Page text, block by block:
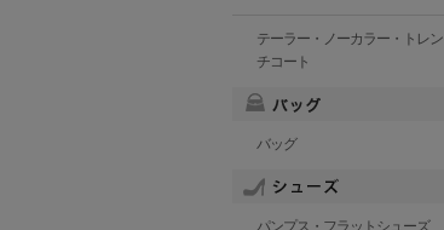
テーラー・ノーカラー・トレン
チコート
バッグ
パンプス・フラットシューズ